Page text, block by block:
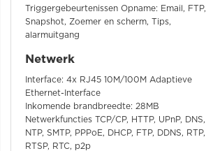
Triggergebeurtenissen Opname: Email, FTP,
Snapshot, Zoemer en scherm, Tips,
alarmuitgang
Netwerk
Interface: 4x RJ45 10M/100M Adaptieve
Ethernet-Interface
Inkomende brandbreedte: 28MB
Netwerkfuncties TCP/CP, HTTP, UPnP, DNS,
NTP, SMTP, PPPoE, DHCP, FTP, DDNS, RTP,
RTSP, RTC, p2p